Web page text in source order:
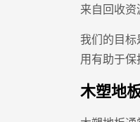
来自回收资
我们的目
用有助于保
木塑地